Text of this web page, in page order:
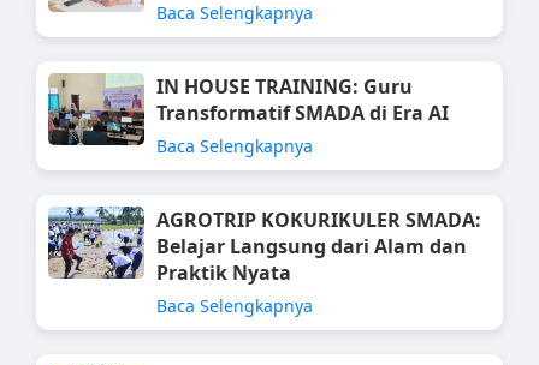
Baca Selengkapnya
IN HOUSE TRAINING: Guru
Transformatif SMADA di Era AI
Baca Selengkapnya
AGROTRIP KOKURIKULER SMADA:
Belajar Langsung dari Alam dan
Praktik Nyata
Baca Selengkapnya